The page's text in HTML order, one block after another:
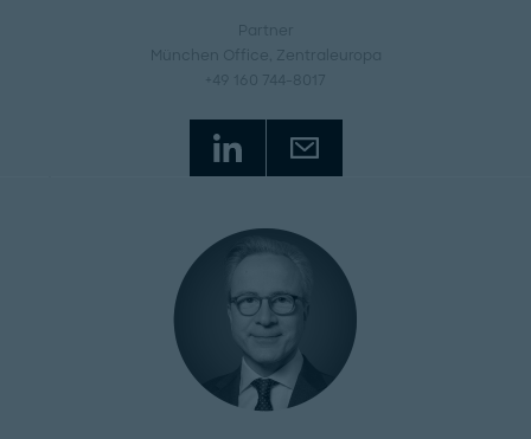
Partner
München Office
, Zentraleuropa
+49 160 744-8017